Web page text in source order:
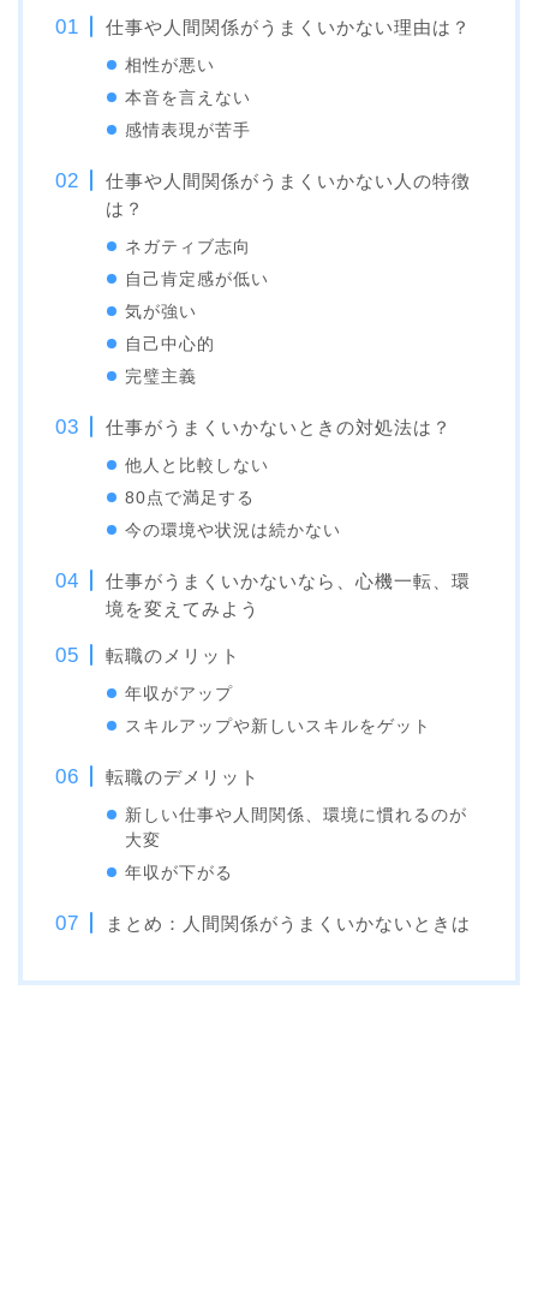
仕事や人間関係がうまくいかない理由は？
相性が悪い
本音を言えない
感情表現が苦手
仕事や人間関係がうまくいかない人の特徴
は？
ネガティブ志向
自己肯定感が低い
気が強い
自己中心的
完璧主義
仕事がうまくいかないときの対処法は？
他人と比較しない
80点で満足する
今の環境や状況は続かない
仕事がうまくいかないなら、心機一転、環
境を変えてみよう
転職のメリット
年収がアップ
スキルアップや新しいスキルをゲット
転職のデメリット
新しい仕事や人間関係、環境に慣れるのが
大変
年収が下がる
まとめ：人間関係がうまくいかないときは